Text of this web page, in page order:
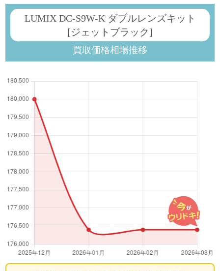
LUMIX DC-S9W-K ダブルレンズキット
[ジェットブラック]
買取価格相場推移